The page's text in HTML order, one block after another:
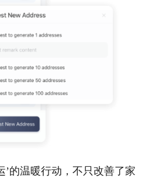
’的温暖行动，不只改善了家